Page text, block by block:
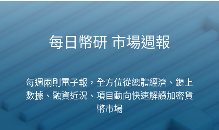
每日幣研 市場週報
每週兩則電子報，全方位從總體經濟、鏈上
數據、融資近況、項目動向快速解讀加密貨
幣市場